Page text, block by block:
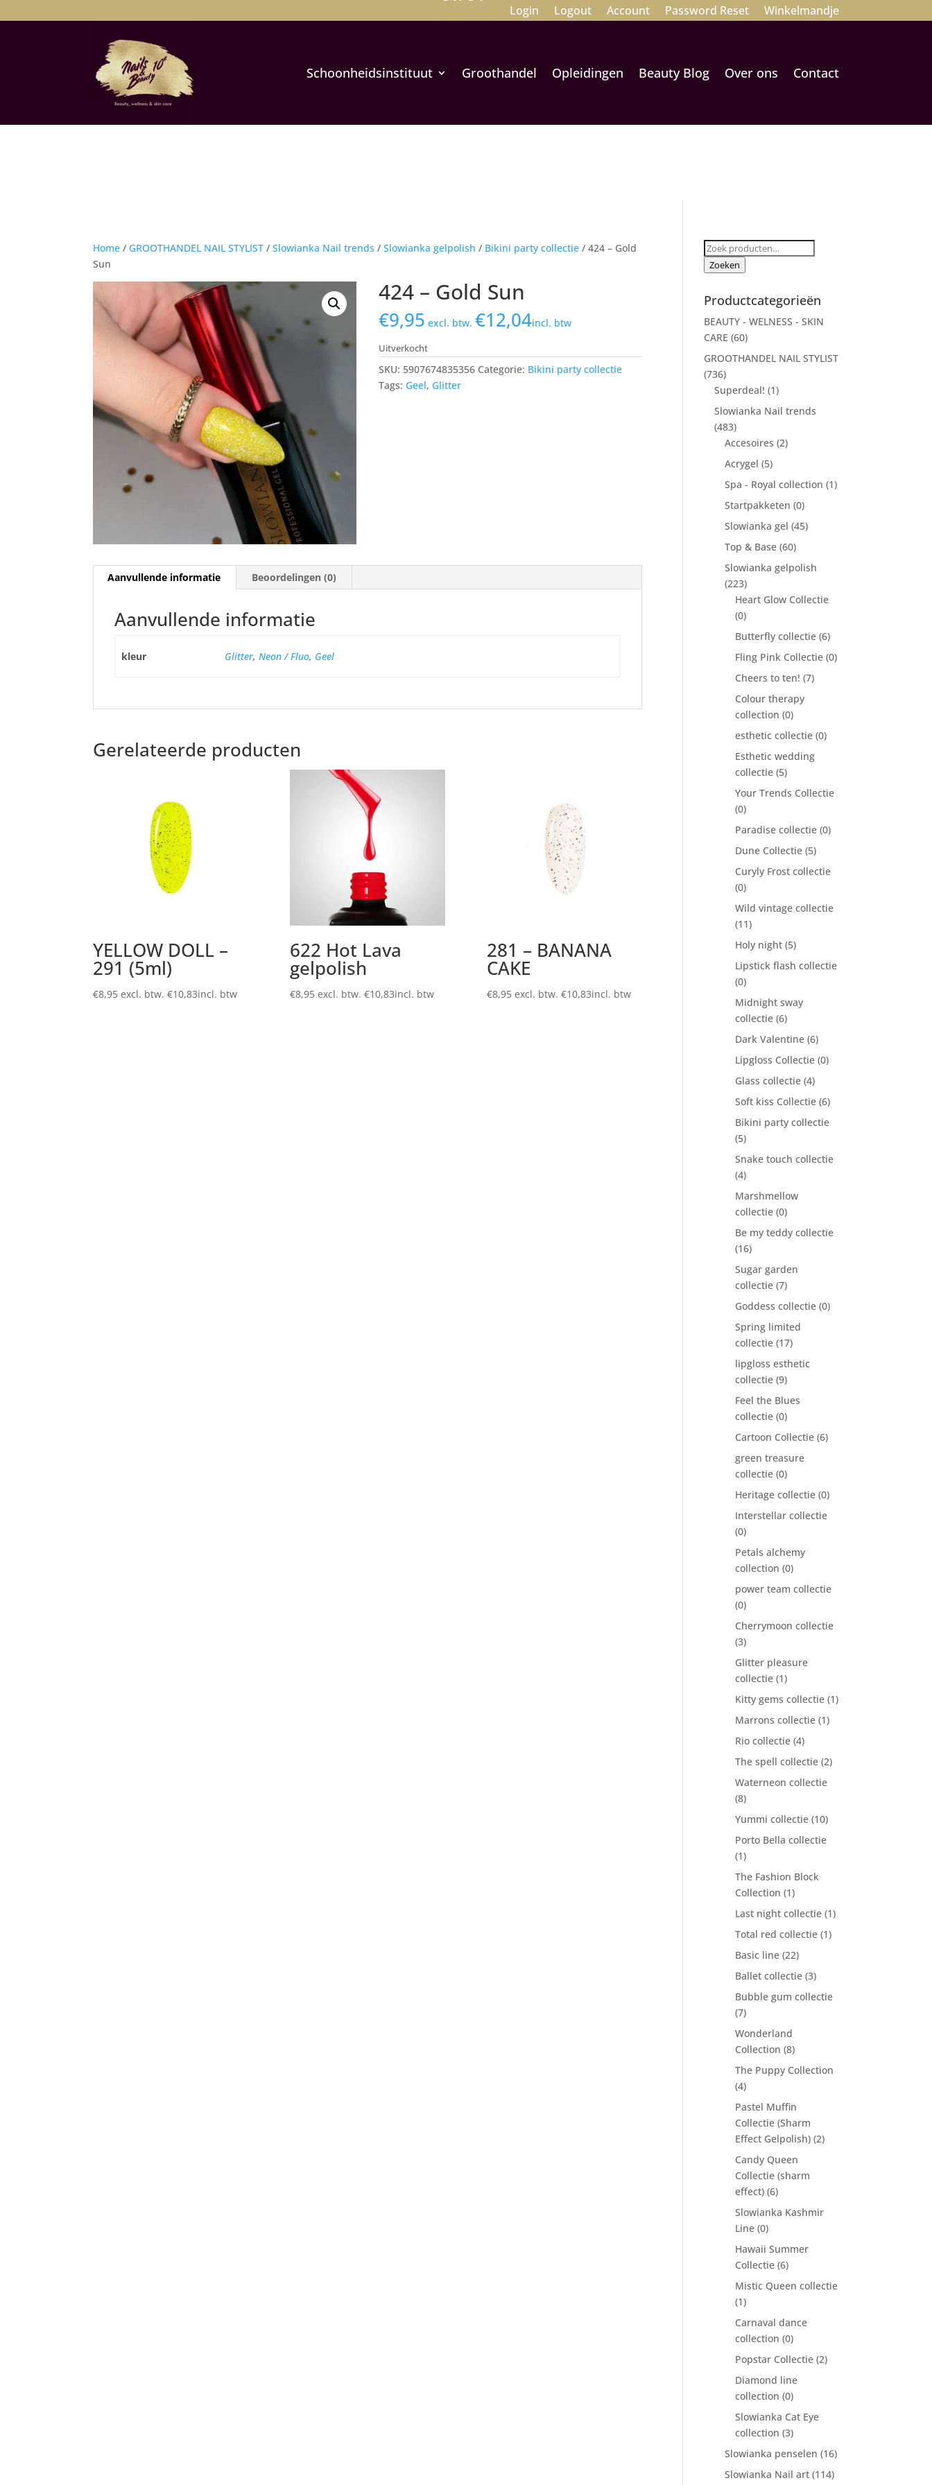
Login Logout Account Password Reset Winkelmandje
Schoonheidsinstituut Groothandel Opleidingen Beauty Blog Over ons Contact
Home / GROOTHANDEL NAIL STYLIST /Slowianka Nail trends /Slowianka gelpolish / Bikini party collectie / 424 – Gold
Sun
424 – Gold Sun
€9,95 excl. btw.€12,04incl. btw
Uitverkocht
SKU: 5907674835356 Categorie: Bikini party collectie
Tags: Geel, Glitter
Aanvullende informatie Beoordelingen (0)
Aanvullende informatie
kleur Glitter, Neon / Fluo, Geel
Gerelateerde producten
YELLOW DOLL –
291 (5ml)
€8,95 excl. btw.€10,83incl. btw
622 Hot Lava
gelpolish
€8,95 excl. btw. €10,83incl. btw
281 – BANANA
CAKE
€8,95 excl. btw. €10,83incl. btw
Zoeken
naar:
Zoeken
Productcategorieën
BEAUTY - WELNESS - SKIN
CARE (60)
GROOTHANDEL NAIL STYLIST
(736)
Superdeal! (1)
Slowianka Nail trends
(483)
Accesoires (2)
Acrygel (5)
Spa - Royal collection (1)
Startpakketen (0)
Slowianka gel (45)
Top & Base (60)
Slowianka gelpolish
(223)
Heart Glow Collectie
(0)
Butterfly collectie (6)
Fling Pink Collectie (0)
Cheers to ten! (7)
Colour therapy
collection (0)
esthetic collectie (0)
Esthetic wedding
collectie (5)
Your Trends Collectie
(0)
Paradise collectie (0)
Dune Collectie (5)
Curyly Frost collectie
(0)
Wild vintage collectie
(11)
Holy night (5)
Lipstick flash collectie
(0)
Midnight sway
collectie (6)
Dark Valentine (6)
Lipgloss Collectie (0)
Glass collectie (4)
Soft kiss Collectie (6)
Bikini party collectie
(5)
Snake touch collectie
(4)
Marshmellow
collectie (0)
Be my teddy collectie
(16)
Sugar garden
collectie (7)
Goddess collectie (0)
Spring limited
collectie (17)
lipgloss esthetic
collectie (9)
Feel the Blues
collectie (0)
Cartoon Collectie (6)
green treasure
collectie (0)
Heritage collectie (0)
Interstellar collectie
(0)
Petals alchemy
collection (0)
power team collectie
(0)
Cherrymoon collectie
(3)
Glitter pleasure
collectie (1)
Kitty gems collectie (1)
Marrons collectie (1)
Rio collectie (4)
The spell collectie (2)
Waterneon collectie
(8)
Yummi collectie (10)
Porto Bella collectie
(1)
The Fashion Block
Collection (1)
Last night collectie (1)
Total red collectie (1)
Basic line (22)
Ballet collectie (3)
Bubble gum collectie
(7)
Wonderland
Collection (8)
The Puppy Collection
(4)
Pastel Muffin
Collectie (Sharm
Effect Gelpolish) (2)
Candy Queen
Collectie (sharm
effect) (6)
Slowianka Kashmir
Line (0)
Hawaii Summer
Collectie (6)
Mistic Queen collectie
(1)
Carnaval dance
collection (0)
Popstar Collectie (2)
Diamond line
collection (0)
Slowianka Cat Eye
collection (3)
Slowianka penselen (16)
Slowianka Nail art (114)